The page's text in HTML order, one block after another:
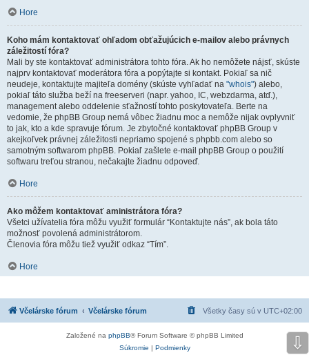
Hore
Koho mám kontaktovať ohľadom obťažujúcich e-mailov alebo právnych
záležitostí fóra?
Mali by ste kontaktovať administrátora tohto fóra. Ak ho nemôžete nájsť, skúste
najprv kontaktovať moderátora fóra a popýtajte si kontakt. Pokiaľ sa nič
neudeje, kontaktujte majiteľa domény (skúste vyhľadať na "whois") alebo,
pokiaľ táto služba beží na freeserveri (napr. yahoo, IC, webzdarma, atď.),
management alebo oddelenie sťažností tohto poskytovateľa. Berte na
vedomie, že phpBB Group nemá vôbec žiadnu moc a nemôže nijak ovplyvniť
to jak, kto a kde spravuje fórum. Je zbytočné kontaktovať phpBB Group v
akejkoľvek právnej záležitosti nepriamo spojené s phpbb.com alebo so
samotným softwarom phpBB. Pokiaľ zašlete e-mail phpBB Group o použití
softwaru treťou stranou, nečakajte žiadnu odpoveď.
Hore
Ako môžem kontaktovať aministrátora fóra?
Všetci užívatelia fóra môžu využiť formulár “Kontaktujte nás”, ak bola táto
možnosť povolená administrátorom.
Členovia fóra môžu tiež využiť odkaz “Tím”.
Hore
Včelárske fórum Včelárske fórum Všetky časy sú v UTC+02:00
Založené na phpBB® Forum Software © phpBB Limited
Súkromie | Podmienky ⇩